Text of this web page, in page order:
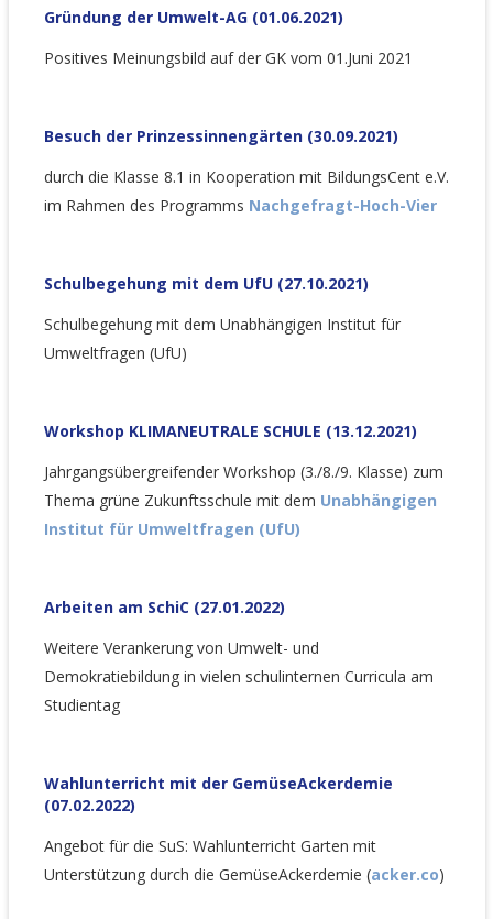
Gründung der Umwelt-AG (01.06.2021)
Positives Meinungsbild auf der GK vom 01.Juni 2021
Besuch der Prinzessinnengärten (30.09.2021)
durch die Klasse 8.1 in Kooperation mit BildungsCent e.V.
im Rahmen des Programms Nachgefragt-Hoch-Vier
Schulbegehung mit dem UfU (27.10.2021)
Schulbegehung mit dem Unabhängigen Institut für
Umweltfragen (UfU)
Workshop KLIMANEUTRALE SCHULE (13.12.2021)
Jahrgangsübergreifender Workshop (3./8./9. Klasse) zum
Thema grüne Zukunftsschule mit dem Unabhängigen
Institut für Umweltfragen (UfU)
Arbeiten am SchiC (27.01.2022)
Weitere Verankerung von Umwelt- und
Demokratiebildung in vielen schulinternen Curricula am
Studientag
Wahlunterricht mit der GemüseAckerdemie
(07.02.2022)
Angebot für die SuS: Wahlunterricht Garten mit
Unterstützung durch die GemüseAckerdemie (acker.co)